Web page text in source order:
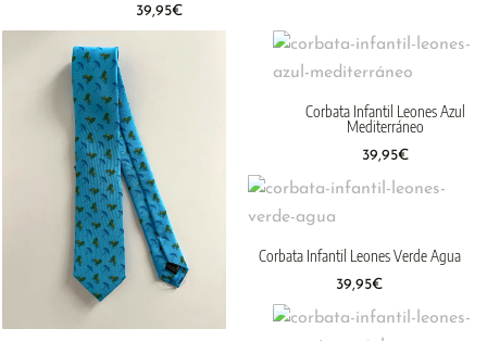
39,95€
Corbata Infantil Leones Azul
Mediterráneo
39,95€
Corbata Infantil Leones Verde Agua
39,95€